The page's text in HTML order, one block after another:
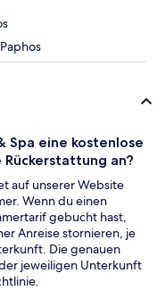
Spa eine kostenlose
an?
auf unserer Website
Wenn du einen
gebucht hast,
Anreise stornieren, je
Die genauen
jeweiligen Unterkunft